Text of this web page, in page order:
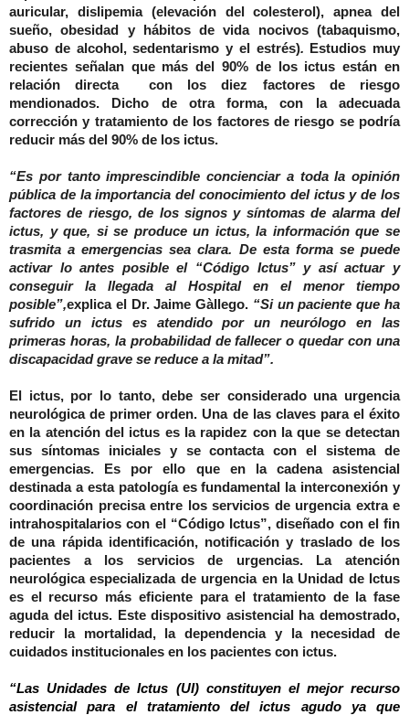
auricular, dislipemia (elevación del colesterol), apnea del
sueño, obesidad y hábitos de vida nocivos (tabaquismo,
abuso de alcohol, sedentarismo y el estrés).
Estudios muy
recientes señalan que más del 90% de los ictus están en
relación directa con los diez factores de riesgo
mendionados. Dicho de otra forma, con la adecuada
corrección y tratamiento de los factores de riesgo se podría
reducir más del 90% de los ictus.
“Es por tanto imprescindible concienciar a toda la opinión
pública de la importancia del conocimiento del ictus y de los
factores de riesgo, de los signos y síntomas de alarma del
ictus, y que, si se produce un ictus, la información que se
trasmita a emergencias sea clara. De esta forma se puede
activar lo antes posible el “Código Ictus” y así actuar y
conseguir la llegada al Hospital en el menor tiempo
posible”,explica el Dr. Jaime Gàllego. “Si un paciente que ha
sufrido un ictus es atendido por un neurólogo en las
primeras horas, la probabilidad de fallecer o quedar con una
discapacidad grave se reduce a la mitad”.
El ictus, por lo tanto, debe ser considerado una urgencia
neurológica de primer orden. Una de las claves para el éxito
en la atención del ictus es la rapidez con la que se detectan
sus síntomas iniciales y se contacta con el sistema de
emergencias. Es por ello que en la cadena asistencial
destinada a esta patología es fundamental la interconexión y
coordinación precisa entre los servicios de urgencia extra e
intrahospitalarios con el “Código Ictus”, diseñado con el fin
de una rápida identificación, notificación y traslado de los
pacientes a los servicios de urgencias. La atención
neurológica especializada de urgencia en la Unidad de Ictus
es el recurso más eficiente para el tratamiento de la fase
aguda del ictus. Este dispositivo asistencial ha demostrado,
reducir la mortalidad, la dependencia y la necesidad de
cuidados institucionales en los pacientes con ictus.
“Las Unidades de Ictus (UI) constituyen el mejor recurso
asistencial para el tratamiento del ictus agudo ya que